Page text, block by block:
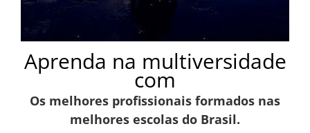
Aprenda na multiversidade
com
Os melhores profissionais formados nas
melhores escolas do Brasil.